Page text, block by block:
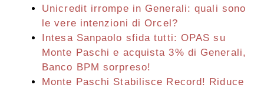
Unicredit irrompe in Generali: quali sono
le vere intenzioni di Orcel?
Intesa Sanpaolo sfida tutti: OPAS su
Monte Paschi e acquista 3% di Generali,
Banco BPM sorpreso!
Monte Paschi Stabilisce Record! Riduce